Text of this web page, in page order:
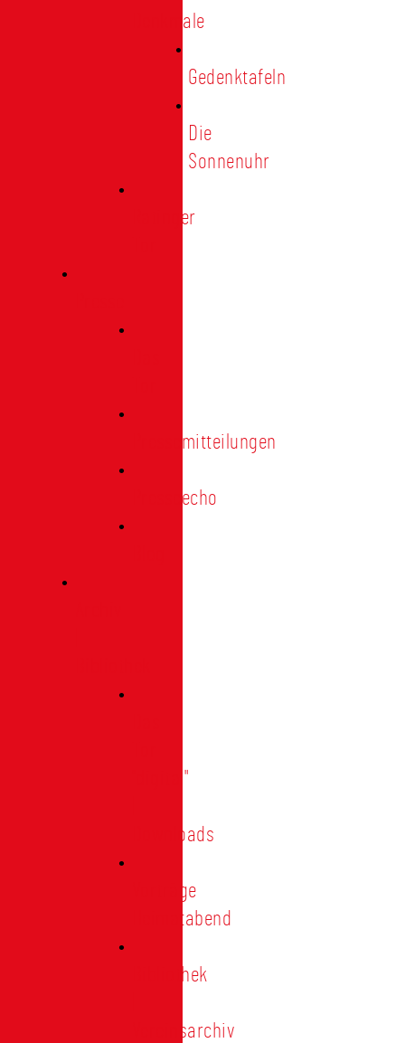
Denkmale
Gedenktafeln
Die
Sonnenuhr
Ratinger
Pressemitteilungen
Presseecho
"digital"
Downloads
Vorträge
Heimatabend
Bibliothek
Vereinsarchiv